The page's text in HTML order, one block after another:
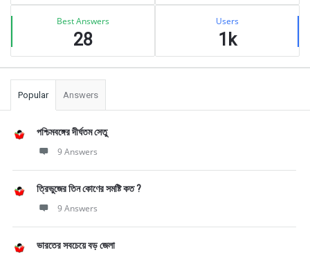
Best Answers
28
Users
1k
Popular Answers
পশ্চিমবঙ্গের দীর্ঘতম সেতু
9 Answers
ত্রিভুজের তিন কোণের সমষ্টি কত ?
9 Answers
ভারতের সবচেয়ে বড় জেলা